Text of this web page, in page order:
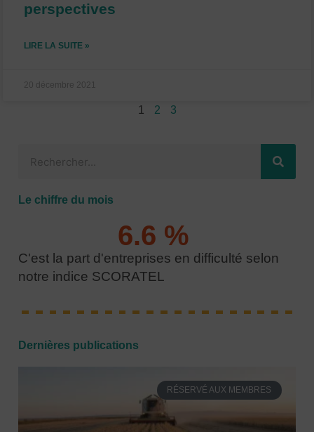
perspectives
LIRE LA SUITE »
20 décembre 2021
1 2 3
h
c
h
Le chiffre du mois
C'est la part d'entreprises en difficulté selon
notre indice SCORATEL
6.6 %
Dernières publications
RÉSERVÉ AUX MEMBRES